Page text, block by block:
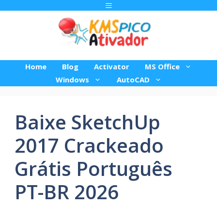
Menu
Home Blog Activator
MS Office
Windows
AutoCAD
Baixe SketchUp
2017 Crackeado
Grátis Português
PT-BR 2026